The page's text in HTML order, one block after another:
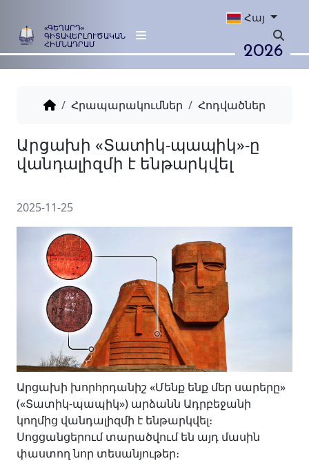
«ԳԵՂԱՐԴ»
ԳԻՏԱՎԵՐԼՈՒԾԱԿԱՆ
ՀԻՄՆԱԴՐԱՄ
Հայ
2026
Հրապարակումներ Հոդվածներ
Արցախի «Տատիկ-
վանդալիզմի է ենթարկվել
2025-11-25
Արցախի խորհրդանիշ «Մենք ենք մեր սարերը»
(«Տատիկ-պապիկ») արձանն Ադրբեջանի
կողմից վանդալիզմի է ենթարկվել։
Սոցցանցերում տարածվում են այդ մասին
փաստող նոր տեսանյութեր։